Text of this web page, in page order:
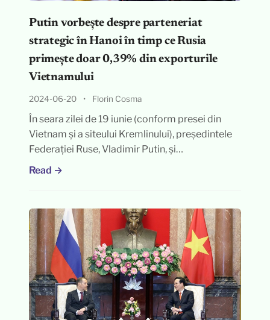
Putin vorbește despre parteneriat
strategic în Hanoi în timp ce Rusia
primește doar 0,39% din exporturile
Vietnamului
2024-06-20 • Florin Cosma
În seara zilei de 19 iunie (conform presei din
Vietnam și a siteului Kremlinului), președintele
Federației Ruse, Vladimir Putin, și…
Read →